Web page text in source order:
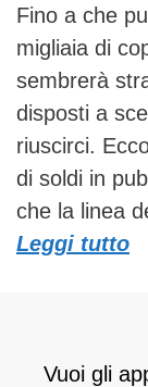
Fino a che
migliaia di
sembrerà
disposti a
riuscirci.
di soldi in
che la linea
Leggi tutto
Vuoi gli